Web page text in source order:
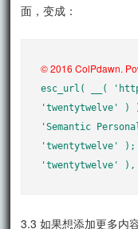
面，变成：
© 2016 ColPdawn.
esc_url( __(
'twentytwelve' )
'Semantic
'twentytwelve'
'twentytwelve' ),
3.3 如果想添加更多内